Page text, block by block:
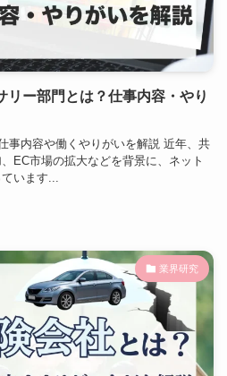
リー部門とは？仕事内容・やり
事内容や働くやりがいを解説 近年、共
EC市場の拡大などを背景に、ネット
います...
業界研究